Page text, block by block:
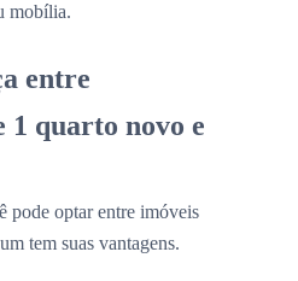
mobília.
entre
1 quarto novo e
pode optar entre imóveis
tem suas vantagens.